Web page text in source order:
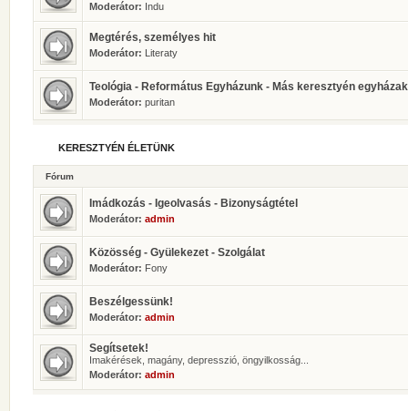
Moderátor: Indu
Megtérés, személyes hit
Moderátor: Literaty
Teológia - Református Egyházunk - Más keresztyén egyházak
Moderátor: puritan
KERESZTYÉN ÉLETÜNK
Fórum
Imádkozás - Igeolvasás - Bizonyságtétel
Moderátor: admin
Közösség - Gyülekezet - Szolgálat
Moderátor: Fony
Beszélgessünk!
Moderátor: admin
Segítsetek!
Imakérések, magány, depresszió, öngyilkosság...
Moderátor: admin